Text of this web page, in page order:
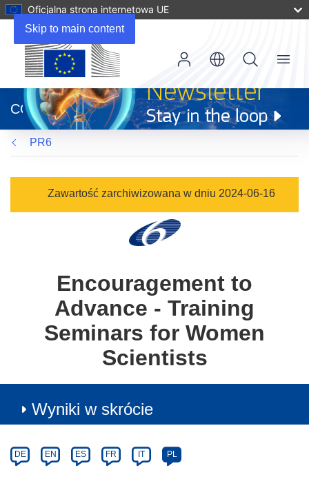
Skip to main content
Oficjalna strona internetowa UE
otworzy
się
w
nowym
oknie)
CORDIS
Menu
PR6
Zawartość zarchiwizowana w dniu 2024-06-16
Encouragement to
Advance - Training
Seminars for Women
Scientists
Wyniki w skrócie
Category
Article
available
DE EN ES FR IT PL